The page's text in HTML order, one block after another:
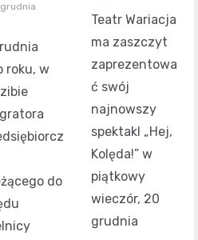
roku, w
do
Teatr Wariacja
ma zaszczyt
zaprezentowa
ć swój
najnowszy
spektakl „Hej,
Kolęda!” w
piątkowy
wieczór, 20
grudnia